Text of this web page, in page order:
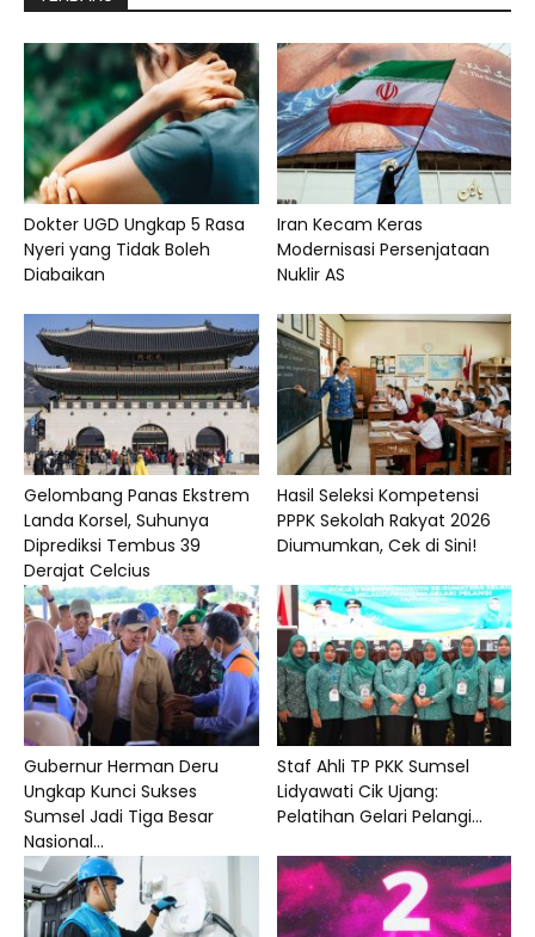
Dokter UGD Ungkap 5 Rasa
Nyeri yang Tidak Boleh
Diabaikan
Iran Kecam Keras
Modernisasi Persenjataan
Nuklir AS
Gelombang Panas Ekstrem
Landa Korsel, Suhunya
Diprediksi Tembus 39
Derajat Celcius
Hasil Seleksi Kompetensi
PPPK Sekolah Rakyat 2026
Diumumkan, Cek di Sini!
Gubernur Herman Deru
Ungkap Kunci Sukses
Sumsel Jadi Tiga Besar
Nasional...
Staf Ahli TP PKK Sumsel
Lidyawati Cik Ujang:
Pelatihan Gelari Pelangi...